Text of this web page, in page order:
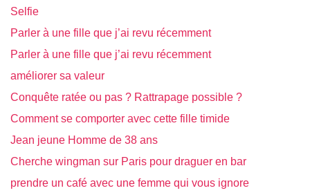
Selfie
Parler à une fille que j’ai revu récemment
Parler à une fille que j’ai revu récemment
améliorer sa valeur
Conquête ratée ou pas ? Rattrapage possible ?
Comment se comporter avec cette fille timide
Jean jeune Homme de 38 ans
Cherche wingman sur Paris pour draguer en bar
prendre un café avec une femme qui vous ignore